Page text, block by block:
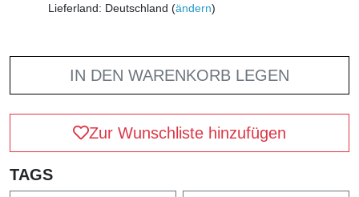
Lieferland: Deutschland (ändern)
IN DEN WARENKORB LEGEN
Zur Wunschliste hinzufügen
TAGS